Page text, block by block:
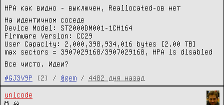
HPA как видно - выключен, Reallocated-ов нет
На идентичном соседе
Device Model: ST2000DM001-1CH164
Firmware Version: CC29
User Capacity: 2,000,398,934,016 bytes [2.00 TB]
max sectors = 3907029168/3907029168, HPA is disabled
Все чисто. Идеи?
#GJ3V9P
(2) / @gem / 4482 дня назад
unicode